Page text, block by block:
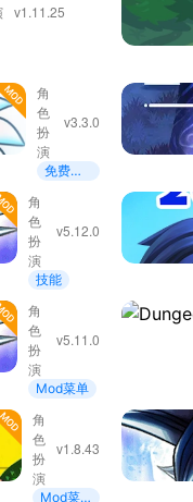
v1.11.25
Dungeon
Dogs -
Idle RPG
角
色
扮
演
v3.3.0
免费购
DRAGON
BALL
LEGENDS
角
色
扮
演
v5.12.0
技能
DRAGON
BALL
LEGENDS
角
色
扮
演
v5.11.0
Mod菜单
明日边境
- 赛博朋
克放置
RPG
角
色
扮
演
v1.8.43
Mod菜